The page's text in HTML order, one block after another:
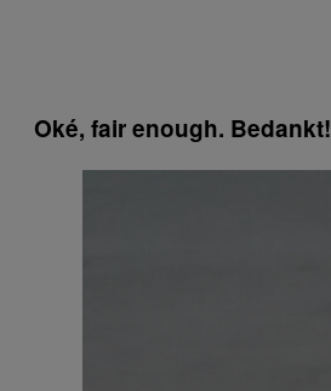
Oké, fair enough. Bedankt!